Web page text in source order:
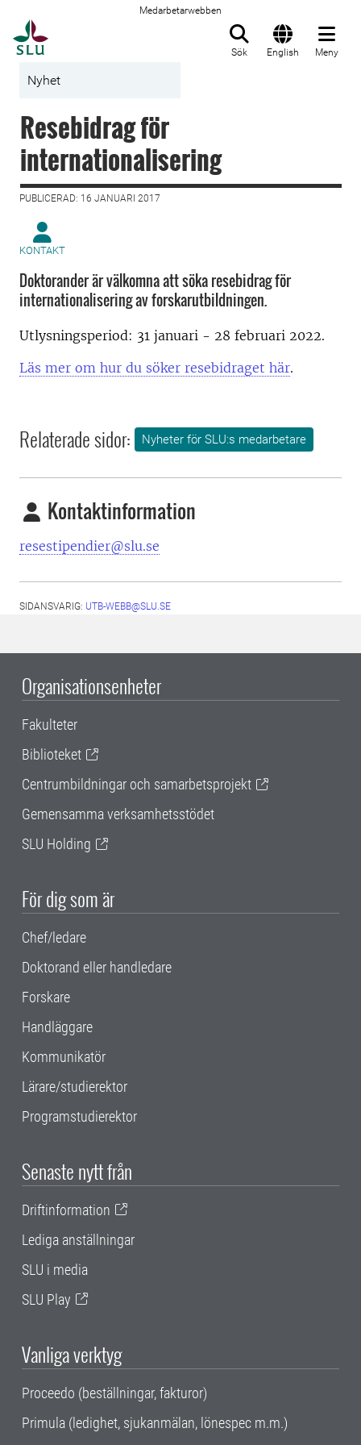
Medarbetarwebben
Sök English Meny
Nyhet
Resebidrag för
internationalisering
PUBLICERAD: 16 JANUARI 2017
KONTAKT
Doktorander är välkomna att söka resebidrag för
internationalisering av forskarutbildningen.
Utlysningsperiod: 31 januari - 28 februari 2022.
Läs mer om hur du söker resebidraget här.
Relaterade sidor: Nyheter för SLU:s medarbetare
Kontaktinformation
resestipendier@slu.se
SIDANSVARIG: UTB-WEBB@SLU.SE
Organisationsenheter
Fakulteter
Biblioteket
Centrumbildningar och samarbetsprojekt
Gemensamma verksamhetsstödet
SLU Holding
För dig som är
Chef/ledare
Doktorand eller handledare
Forskare
Handläggare
Kommunikatör
Lärare/studierektor
Programstudierektor
Senaste nytt från
Driftinformation
Lediga anställningar
SLU i media
SLU Play
Vanliga verktyg
Proceedo (beställningar, fakturor)
Primula (ledighet, sjukanmälan, lönespec m.m.)